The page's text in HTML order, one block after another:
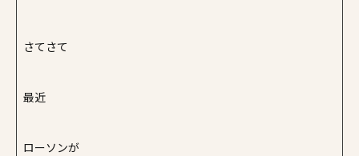
さてさて
最近
ローソンが